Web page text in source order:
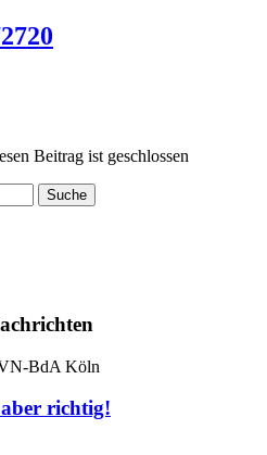
Beitrag ist geschlossen
BdA Köln
richtig!